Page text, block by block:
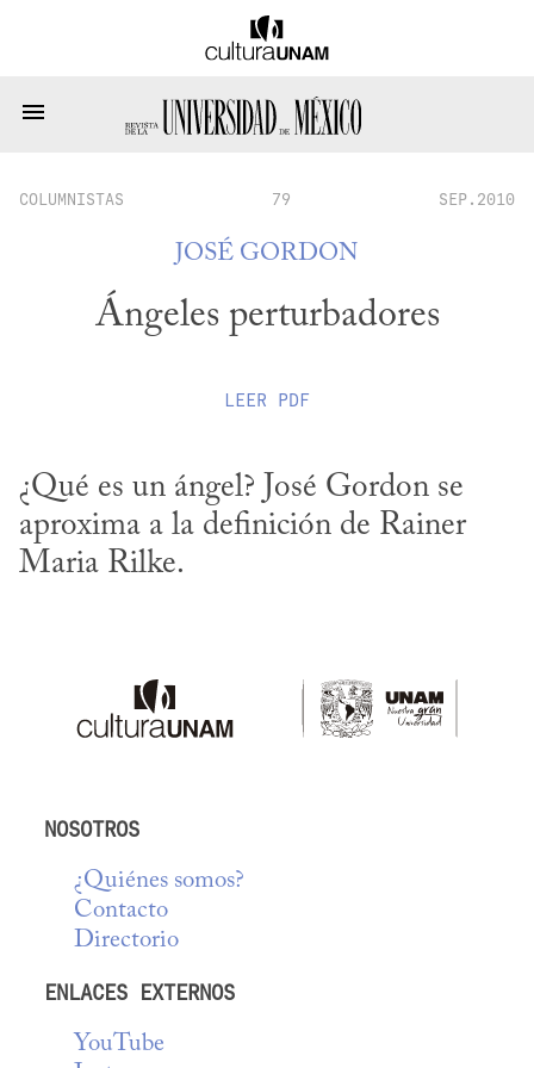
COLUMNISTAS 79 SEP.2010
JOSÉ GORDON
Ángeles perturbadores
LEER PDF
¿Qué es un ángel? José Gordon se
aproxima a la definición de Rainer
Maria Rilke.
NOSOTROS
¿Quiénes somos?
Contacto
Directorio
ENLACES EXTERNOS
YouTube